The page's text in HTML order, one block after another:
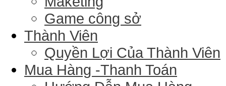
Game công sở
Thành Viên
Quyền Lợi Của Thành Viên
Mua Hàng -Thanh Toán